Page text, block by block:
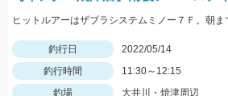
釣行日
2022/05/14
釣行時間
11:30～12:15
釣場
大井川・焼津周辺